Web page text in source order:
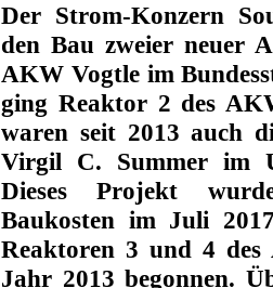
Der Strom-Konzern
den Bau zweier neuer
AKW Vogtle im
ging Reaktor 2 des
waren seit 2013 auch
Virgil C. Summer im
Dieses Projekt
Baukosten im Juli
Reaktoren 3 und 4
Jahr 2013 begonnen.